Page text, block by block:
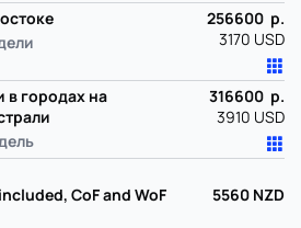
256600 р.
3170 USD
в городах на
316600 р.
3910 USD
CoF and WoF
5560 NZD